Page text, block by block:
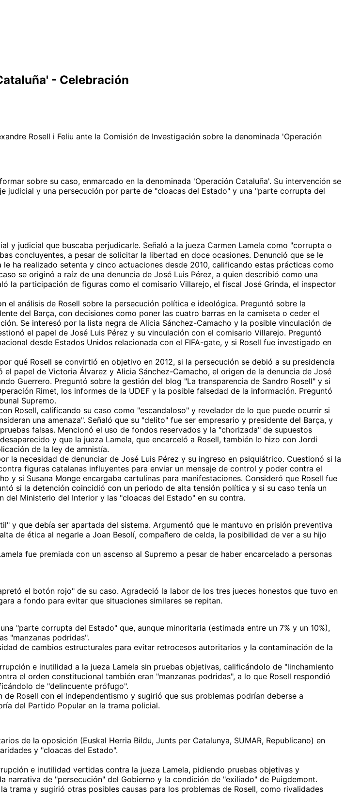
- Celebración
Rosell i Feliu ante la Comisión de Investigación sobre la denominada 'Operación
sobre su caso, enmarcado en la denominada 'Operación Cataluña'. Su intervención se
judicial y una persecución por parte de "cloacas del Estado" y una "parte corrupta del
y judicial que buscaba perjudicarle. Señaló a la jueza Carmen Lamela como "corrupta o
concluyentes, a pesar de solicitar la libertad en doce ocasiones. Denunció que se le
ha realizado setenta y cinco actuaciones desde 2010, calificando estas prácticas como
se originó a raíz de una denuncia de José Luis Pérez, a quien describió como una
la participación de figuras como el comisario Villarejo, el fiscal José Grinda, el inspector
el análisis de Rosell sobre la persecución política e ideológica. Preguntó sobre la
del Barça, con decisiones como poner las cuatro barras en la camiseta o ceder el
Se interesó por la lista negra de Alicia Sánchez-Camacho y la posible vinculación de
el papel de José Luis Pérez y su vinculación con el comisario Villarejo. Preguntó
desde Estados Unidos relacionada con el FIFA-gate, y si Rosell fue investigado en
qué Rosell se convirtió en objetivo en 2012, si la persecución se debió a su presidencia
papel de Victoria Álvarez y Alicia Sánchez-Camacho, el origen de la denuncia de José
Guerrero. Preguntó sobre la gestión del blog "La transparencia de Sandro Rosell" y si
Rimet, los informes de la UDEF y la posible falsedad de la información. Preguntó
Supremo.
Rosell, calificando su caso como "escandaloso" y revelador de lo que puede ocurrir si
una amenaza". Señaló que su "delito" fue ser empresario y presidente del Barça, y
falsas. Mencionó el uso de fondos reservados y la "chorizada" de supuestos
y que la jueza Lamela, que encarceló a Rosell, también lo hizo con Jordi
de la ley de amnistía.
la necesidad de denunciar de José Luis Pérez y su ingreso en psiquiátrico. Cuestionó si la
figuras catalanas influyentes para enviar un mensaje de control y poder contra el
y si Susana Monge encargaba cartulinas para manifestaciones. Consideró que Rosell fue
si la detención coincidió con un periodo de alta tensión política y si su caso tenía un
Ministerio del Interior y las "cloacas del Estado" en su contra.
y que debía ser apartada del sistema. Argumentó que le mantuvo en prisión preventiva
de ética al negarle a Joan Besolí, compañero de celda, la posibilidad de ver a su hijo
fue premiada con un ascenso al Supremo a pesar de haber encarcelado a personas
el botón rojo" de su caso. Agradeció la labor de los tres jueces honestos que tuvo en
a fondo para evitar que situaciones similares se repitan.
"parte corrupta del Estado" que, aunque minoritaria (estimada entre un 7% y un 10%),
"manzanas podridas".
de cambios estructurales para evitar retrocesos autoritarios y la contaminación de la
e inutilidad a la jueza Lamela sin pruebas objetivas, calificándolo de "linchamiento
el orden constitucional también eran "manzanas podridas", a lo que Rosell respondió
de "delincuente prófugo".
de Rosell con el independentismo y sugirió que sus problemas podrían deberse a
del Partido Popular en la trama policial.
de la oposición (Euskal Herria Bildu, Junts per Catalunya, SUMAR, Republicano) en
y "cloacas del Estado".
e inutilidad vertidas contra la jueza Lamela, pidiendo pruebas objetivas y
narrativa de "persecución" del Gobierno y la condición de "exiliado" de Puigdemont.
trama y sugirió otras posibles causas para los problemas de Rosell, como rivalidades